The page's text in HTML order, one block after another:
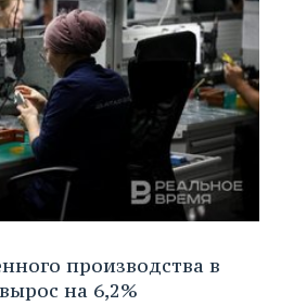
производства в
на 6,2%